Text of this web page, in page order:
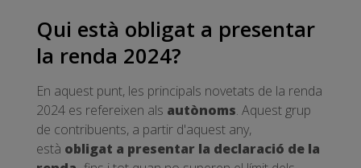
Qui està obligat a presentar
la renda 2024?
En aquest punt, les principals novetats de la renda
2024 es refereixen als autònoms. Aquest grup
de contribuents, a partir d'aquest any,
està obligat a presentar la declaració de la